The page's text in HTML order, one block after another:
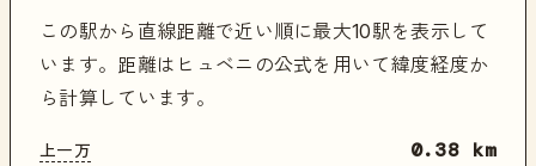
この駅から直線距離で近い順に最大10駅を表示して
います。距離はヒュベニの公式を用いて緯度経度か
ら計算しています。
上一万 0.38 km